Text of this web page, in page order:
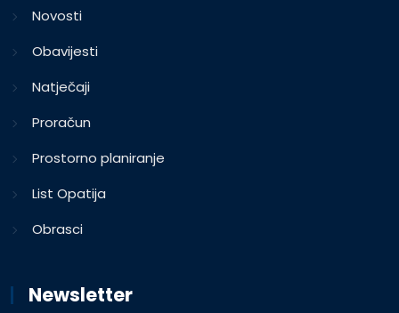
Novosti
Obavijesti
Natječaji
Proračun
Prostorno planiranje
List Opatija
Obrasci
Newsletter